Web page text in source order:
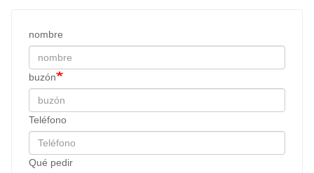
nombre
buzón
Teléfono
Qué pedir